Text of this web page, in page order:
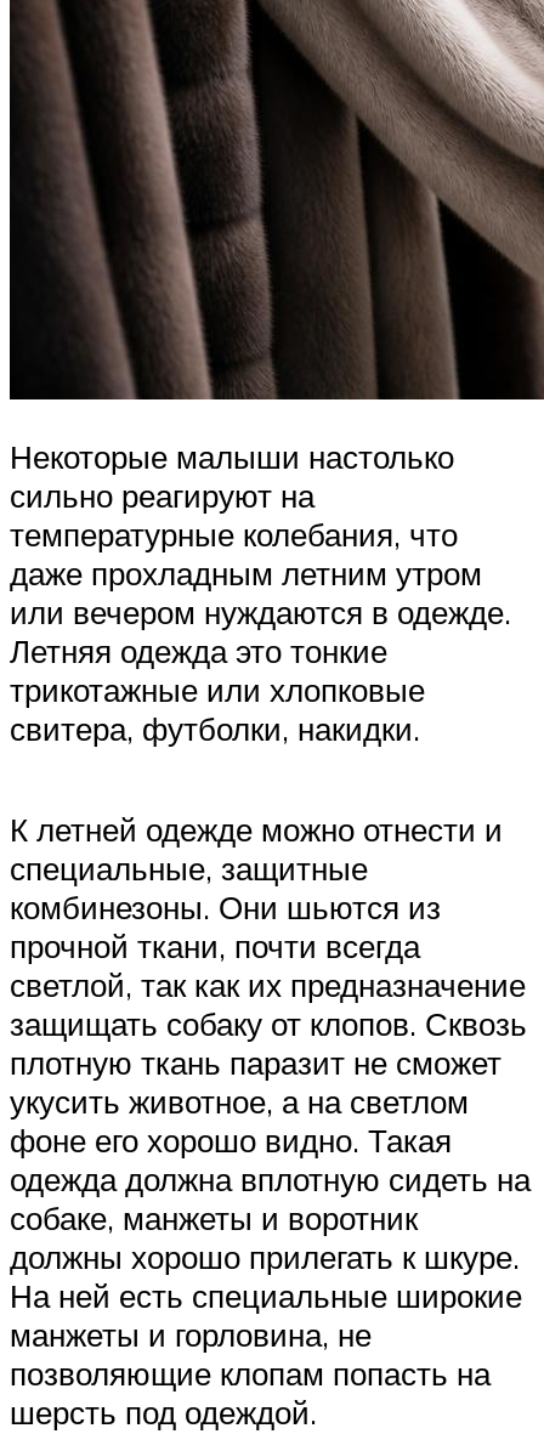
Некоторые малыши настолько
сильно реагируют на
температурные колебания, что
даже прохладным летним утром
или вечером нуждаются в одежде.
Летняя одежда это тонкие
трикотажные или хлопковые
свитера, футболки, накидки.
К летней одежде можно отнести и
специальные, защитные
комбинезоны. Они шьются из
прочной ткани, почти всегда
светлой, так как их предназначение
защищать собаку от клопов. Сквозь
плотную ткань паразит не сможет
укусить животное, а на светлом
фоне его хорошо видно. Такая
одежда должна вплотную сидеть на
собаке, манжеты и воротник
должны хорошо прилегать к шкуре.
На ней есть специальные широкие
манжеты и горловина, не
позволяющие клопам попасть на
шерсть под одеждой.